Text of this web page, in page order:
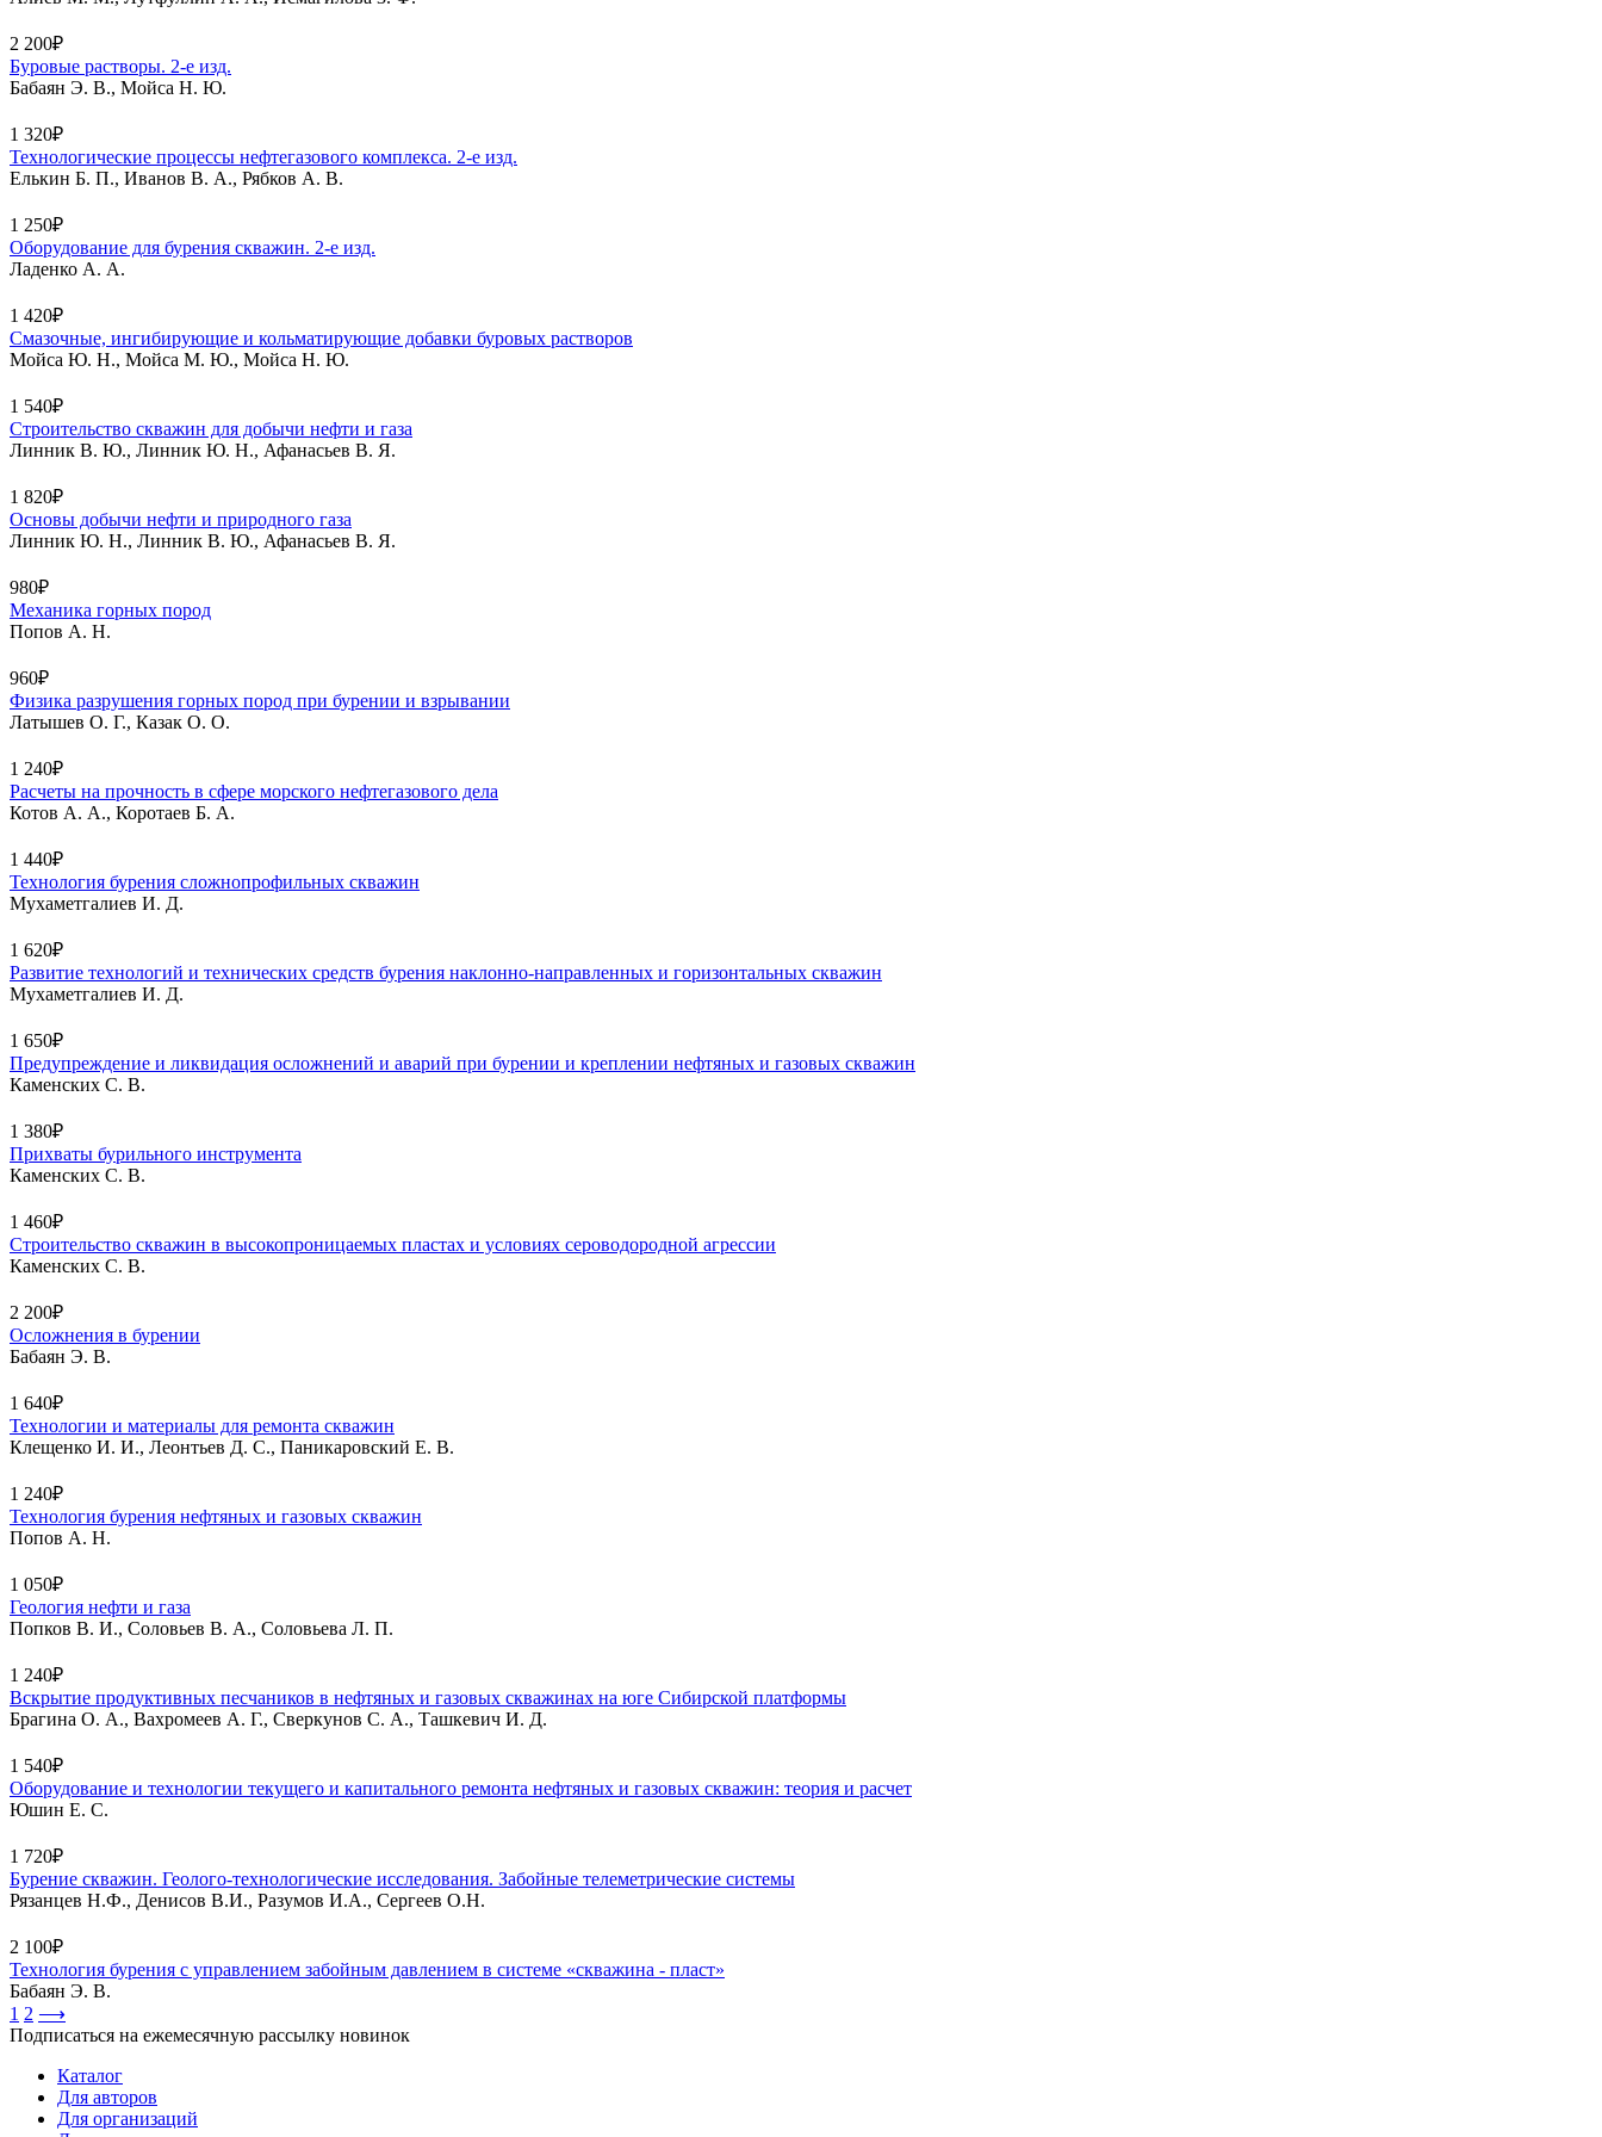
2 200₽
Буровые растворы. 2-е изд.
Бабаян Э. В., Мойса Н. Ю.
1 320₽
Технологические процессы нефтегазового комплекса. 2-е изд.
Елькин Б. П., Иванов В. А., Рябков А. В.
1 250₽
Оборудование для бурения скважин. 2-е изд.
Ладенко А. А.
1 420₽
Смазочные, ингибирующие и кольматирующие добавки буровых растворов
Мойса Ю. Н., Мойса М. Ю., Мойса Н. Ю.
1 540₽
Строительство скважин для добычи нефти и газа
Линник В. Ю., Линник Ю. Н., Афанасьев В. Я.
1 820₽
Основы добычи нефти и природного газа
Линник Ю. Н., Линник В. Ю., Афанасьев В. Я.
980₽
Механика горных пород
Попов А. Н.
960₽
Физика разрушения горных пород при бурении и взрывании
Латышев О. Г., Казак О. О.
1 240₽
Расчеты на прочность в сфере морского нефтегазового дела
Котов А. А., Коротаев Б. А.
1 440₽
Технология бурения сложнопрофильных скважин
Мухаметгалиев И. Д.
1 620₽
Развитие технологий и технических средств бурения наклонно-направленных и горизонтальных скважин
Мухаметгалиев И. Д.
1 650₽
Предупреждение и ликвидация осложнений и аварий при бурении и креплении нефтяных и газовых скважин
Каменских С. В.
1 380₽
Прихваты бурильного инструмента
Каменских С. В.
1 460₽
Строительство скважин в высокопроницаемых пластах и условиях сероводородной агрессии
Каменских С. В.
2 200₽
Осложнения в бурении
Бабаян Э. В.
1 640₽
Технологии и материалы для ремонта скважин
Клещенко И. И., Леонтьев Д. С., Паникаровский Е. В.
1 240₽
Технология бурения нефтяных и газовых скважин
Попов А. Н.
1 050₽
Геология нефти и газа
Попков В. И., Соловьев В. А., Соловьева Л. П.
1 240₽
Вскрытие продуктивных песчаников в нефтяных и газовых скважинах на юге Сибирской платформы
Брагина О. А., Вахромеев А. Г., Сверкунов С. А., Ташкевич И. Д.
1 540₽
Оборудование и технологии текущего и капитального ремонта нефтяных и газовых скважин: теория и расчет
Юшин Е. С.
1 720₽
Бурение скважин. Геолого-технологические исследования. Забойные телеметрические системы
Рязанцев Н.Ф., Денисов В.И., Разумов И.А., Сергеев О.Н.
2 100₽
Технология бурения с управлением забойным давлением в системе «скважина - пласт»
Бабаян Э. В.
1 2 ⟶
Подписаться на ежемесячную рассылку новинок
Каталог
Для авторов
Для организаций